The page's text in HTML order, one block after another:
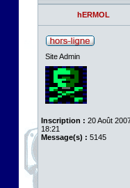
hERMOL
Site Admin
Inscription : 20 Août
18:21
Message(s) : 5145